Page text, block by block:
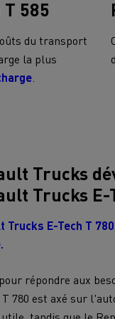
Travaux
Jacky
T X ROAD
585
du transport
la plus
Trucks
Trucks E-
Trucks E-Tech T
répondre aux
T 780 est axé sur